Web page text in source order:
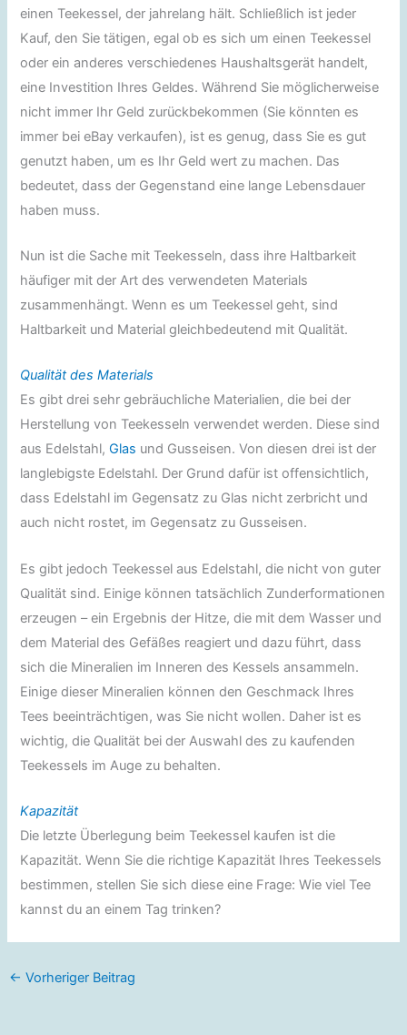
einen Teekessel, der jahrelang hält. Schließlich ist jeder
Kauf, den Sie tätigen, egal ob es sich um einen Teekessel
oder ein anderes verschiedenes Haushaltsgerät handelt,
eine Investition Ihres Geldes. Während Sie möglicherweise
nicht immer Ihr Geld zurückbekommen (Sie könnten es
immer bei eBay verkaufen), ist es genug, dass Sie es gut
genutzt haben, um es Ihr Geld wert zu machen. Das
bedeutet, dass der Gegenstand eine lange Lebensdauer
haben muss.
Nun ist die Sache mit Teekesseln, dass ihre Haltbarkeit
häufiger mit der Art des verwendeten Materials
zusammenhängt. Wenn es um Teekessel geht, sind
Haltbarkeit und Material gleichbedeutend mit Qualität.
Qualität des Materials
Es gibt drei sehr gebräuchliche Materialien, die bei der
Herstellung von Teekesseln verwendet werden. Diese sind
aus Edelstahl,Glas und Gusseisen. Von diesen drei ist der
langlebigste Edelstahl. Der Grund dafür ist offensichtlich,
dass Edelstahl im Gegensatz zu Glas nicht zerbricht und
auch nicht rostet, im Gegensatz zu Gusseisen.
Es gibt jedoch Teekessel aus Edelstahl, die nicht von guter
Qualität sind. Einige können tatsächlich Zunderformationen
erzeugen – ein Ergebnis der Hitze, die mit dem Wasser und
dem Material des Gefäßes reagiert und dazu führt, dass
sich die Mineralien im Inneren des Kessels ansammeln.
Einige dieser Mineralien können den Geschmack Ihres
Tees beeinträchtigen, was Sie nicht wollen. Daher ist es
wichtig, die Qualität bei der Auswahl des zu kaufenden
Teekessels im Auge zu behalten.
Kapazität
Die letzte Überlegung beim Teekessel kaufen ist die
Kapazität. Wenn Sie die richtige Kapazität Ihres Teekessels
bestimmen, stellen Sie sich diese eine Frage: Wie viel Tee
kannst du an einem Tag trinken?
← Vorheriger Beitrag